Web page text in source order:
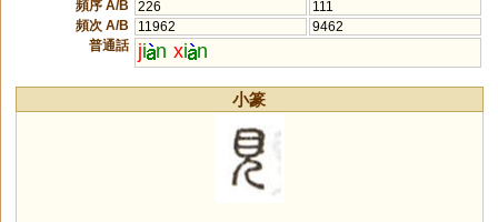
頻序 A/B
226
111
頻次 A/B
11962
9462
普通話
ji n xi n
小篆